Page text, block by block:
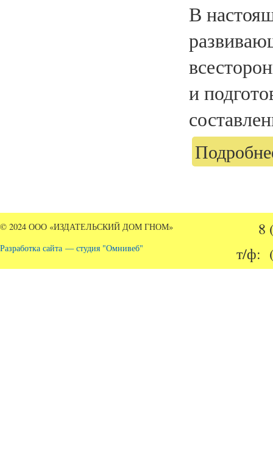
В
и
© 2024 ООО «ИЗДАТЕЛЬСКИЙ ДОМ ГНОМ»
Разработка сайта — студия "Омнивеб"
8
т/ф: